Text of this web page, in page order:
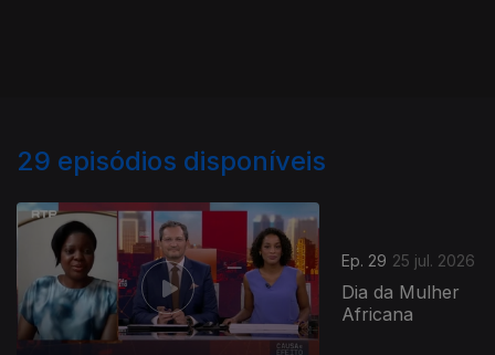
29 episódios disponíveis
Ep. 29 25 jul. 2026
Dia da Mulher
Africana